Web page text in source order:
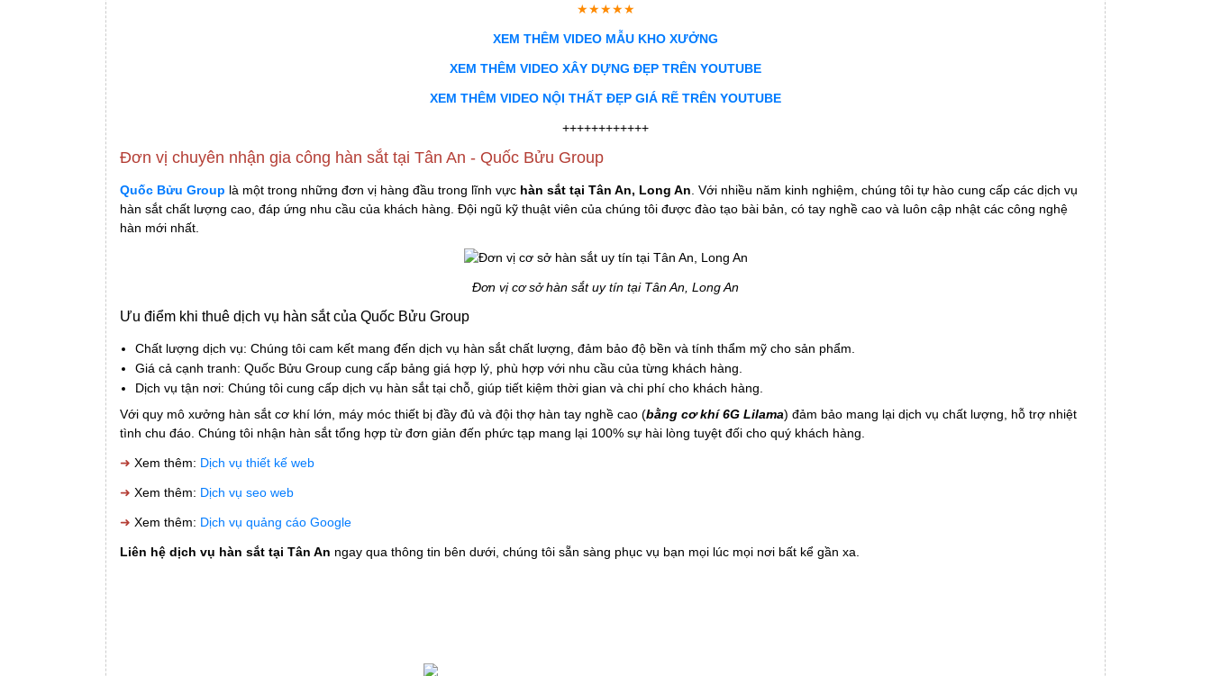
★★★★★
XEM THÊM VIDEO MẪU KHO XƯỞNG
XEM THÊM VIDEO XÂY DỰNG ĐẸP TRÊN YOUTUBE
XEM THÊM VIDEO NỘI THẤT ĐẸP GIÁ RẼ TRÊN YOUTUBE
++++++++++++
Đơn vị chuyên nhận gia công hàn sắt tại Tân An - Quốc Bửu Group
Quốc Bửu Group là một trong những đơn vị hàng đầu trong lĩnh vực hàn sắt tại Tân An, Long An . Với nhiều năm kinh nghiệm, chúng tôi tự hào cung cấp các dịch vụ
hàn sắt chất lượng cao, đáp ứng nhu cầu của khách hàng. Đội ngũ kỹ thuật viên của chúng tôi được đào tạo bài bản, có tay nghề cao và luôn cập nhật các công nghệ
hàn mới nhất.
Đơn vị cơ sở hàn sắt uy tín tại Tân An, Long An
Ưu điểm khi thuê dịch vụ hàn sắt của Quốc Bửu Group
Chất lượng dịch vụ: Chúng tôi cam kết mang đến dịch vụ hàn sắt chất lượng, đảm bảo độ bền và tính thẩm mỹ cho sản phẩm.
Giá cả cạnh tranh: Quốc Bửu Group cung cấp bảng giá hợp lý, phù hợp với nhu cầu của từng khách hàng.
Dịch vụ tận nơi: Chúng tôi cung cấp dịch vụ hàn sắt tại chỗ, giúp tiết kiệm thời gian và chi phí cho khách hàng.
Với quy mô xưởng hàn sắt cơ khí lớn, máy móc thiết bị đầy đủ và đội thợ hàn tay nghề cao (bằng cơ khí 6G Lilama) đảm bảo mang lại dịch vụ chất lượng, hỗ trợ nhiệt
tình chu đáo. Chúng tôi nhận hàn sắt tổng hợp từ đơn giản đến phức tạp mang lại 100% sự hài lòng tuyệt đối cho quý khách hàng.
➜ Xem thêm: Dịch vụ thiết kế web
➜ Xem thêm: Dịch vụ seo web
➜ Xem thêm: Dịch vụ quảng cáo Google
Liên hệ dịch vụ hàn sắt tại Tân An ngay qua thông tin bên dưới, chúng tôi sẵn sàng phục vụ bạn mọi lúc mọi nơi bất kể gần xa.